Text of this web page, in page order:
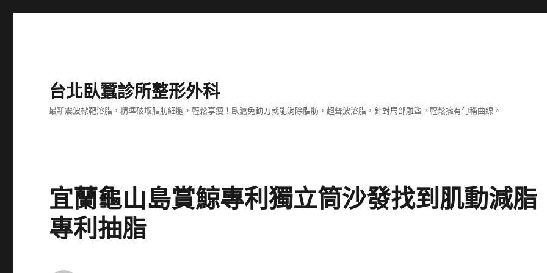
台北臥蠶診所整形外科
最新震波標靶溶脂，精準破壞脂肪細胞，輕鬆享瘦！臥蠶免動刀就能消除脂肪，超聲波溶脂，針對局部雕塑，輕鬆擁有勻稱曲線。
宜蘭龜山島賞鯨專利獨立筒沙發找到肌動減脂
專利抽脂